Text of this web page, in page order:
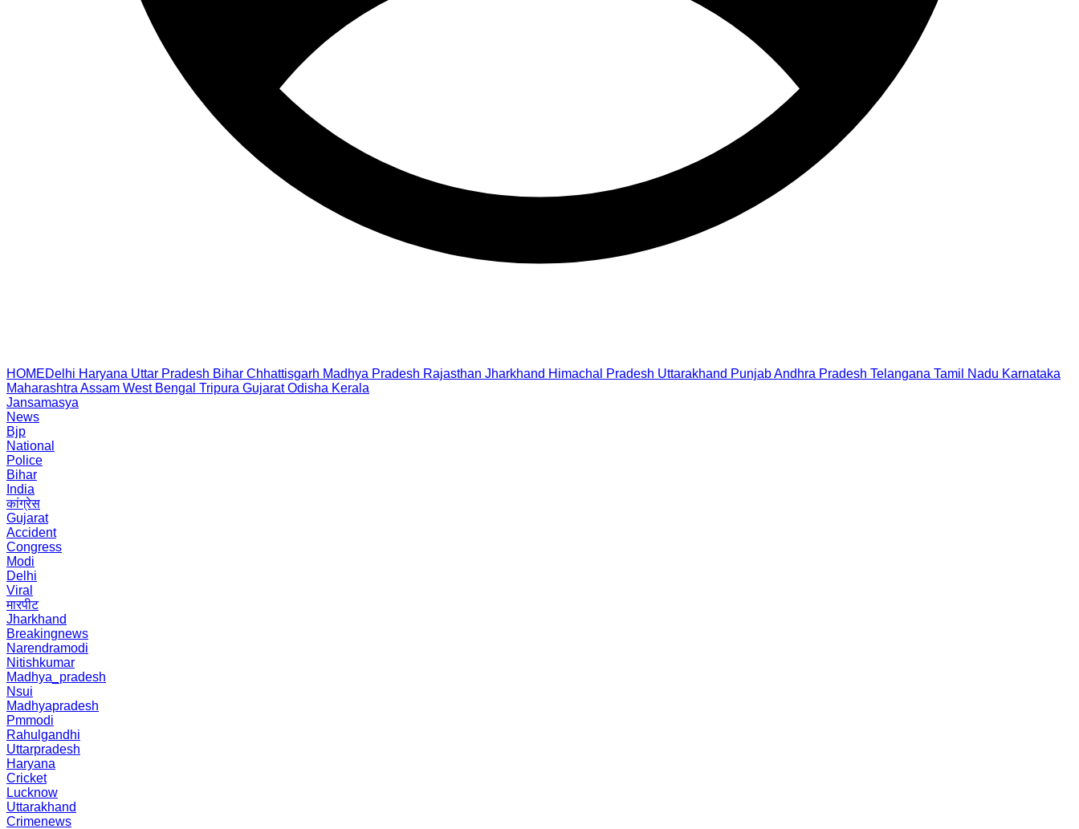
HOMEDelhi Haryana Uttar Pradesh Bihar Chhattisgarh Madhya Pradesh Rajasthan Jharkhand Himachal Pradesh Uttarakhand PunjabAndhra Pradesh Telangana Tamil Nadu Karnataka
Maharashtra Assam West Bengal Tripura Gujarat Odisha Kerala
Jansamasya
News
Bjp
National
Police
Bihar
India
कांग्रेस
Gujarat
Accident
Congress
Modi
Delhi
Viral
मारपीट
Jharkhand
Breakingnews
Narendramodi
Nitishkumar
Madhya_pradesh
Nsui
Madhyapradesh
Pmmodi
Rahulgandhi
Uttarpradesh
Haryana
Cricket
Lucknow
Uttarakhand
Crimenews